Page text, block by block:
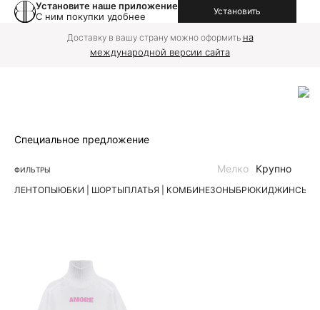
Установите наше приложение
С ним покупки удобнее
Установить
Доставку в вашу страну можно оформить на
международной версии сайта
Специальное предложение
ФИЛЬТРЫ
ЛЕНТОПЫЮБКИ | ШОРТЫПЛАТЬЯ | КОМБИНЕЗОНЫБРЮКИДЖИНСЫ
Мелко Крупно